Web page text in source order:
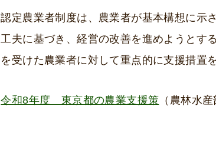
認定農業者制度は、農業者が基本構想に示
工夫に基づき、経営の改善を進めようとす
を受けた農業者に対して重点的に支援措置
令和8年度 東京都の農業支援策 （農林水